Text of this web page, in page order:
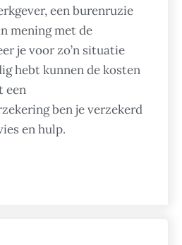
een burenruzie
mening met de
je voor zo’n situatie
hebt kunnen de kosten
een
ben je verzekerd
en hulp.